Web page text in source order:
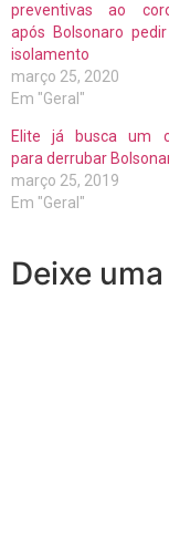
preventivas ao
após Bolsonaro
isolamento
março 25, 2020
Em "Geral"
Elite já busca um
para derrubar
março 25, 2019
Em "Geral"
Deixe